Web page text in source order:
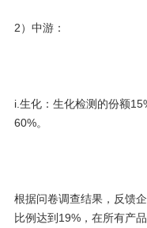
2）中游：
i.生化：生化检测的份额
60%。
根据问卷调查结果，反馈
比例达到19%，在所有产